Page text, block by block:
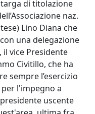
di titolazione
naz.
Lino Diana che
una delegazione
il vice Presidente
Civitillo, che ha
sempre l’esercizio
l'impegno a
uscente